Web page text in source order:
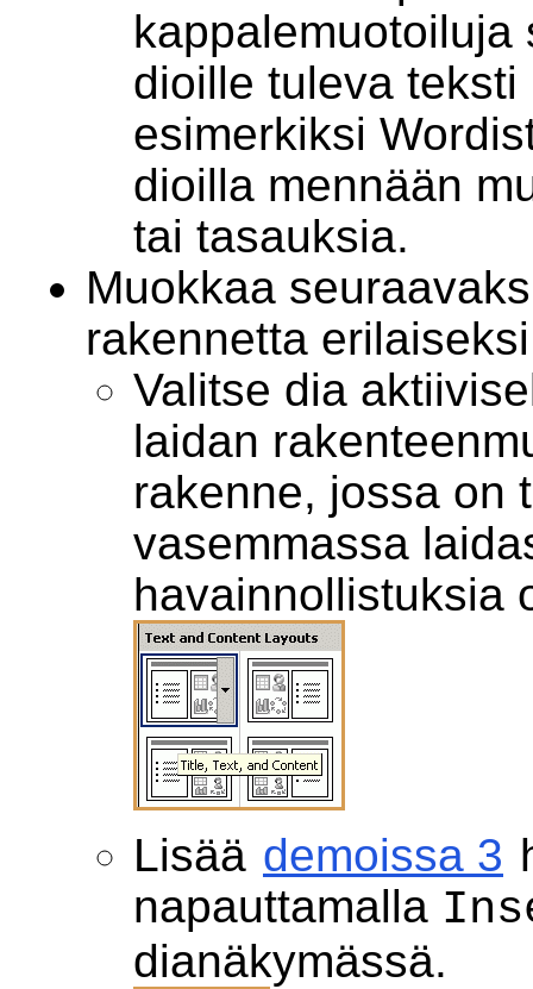
kappalemuotoiluja
dioille tuleva
esimerkiksi
dioilla mennään
tai tasauksia.
Muokkaa
rakennetta
Valitse dia
laidan
rakenne, jossa on
vasemmassa
havainnollistuksia
Lisää demoissa 3
napauttamalla
dianäkymässä.